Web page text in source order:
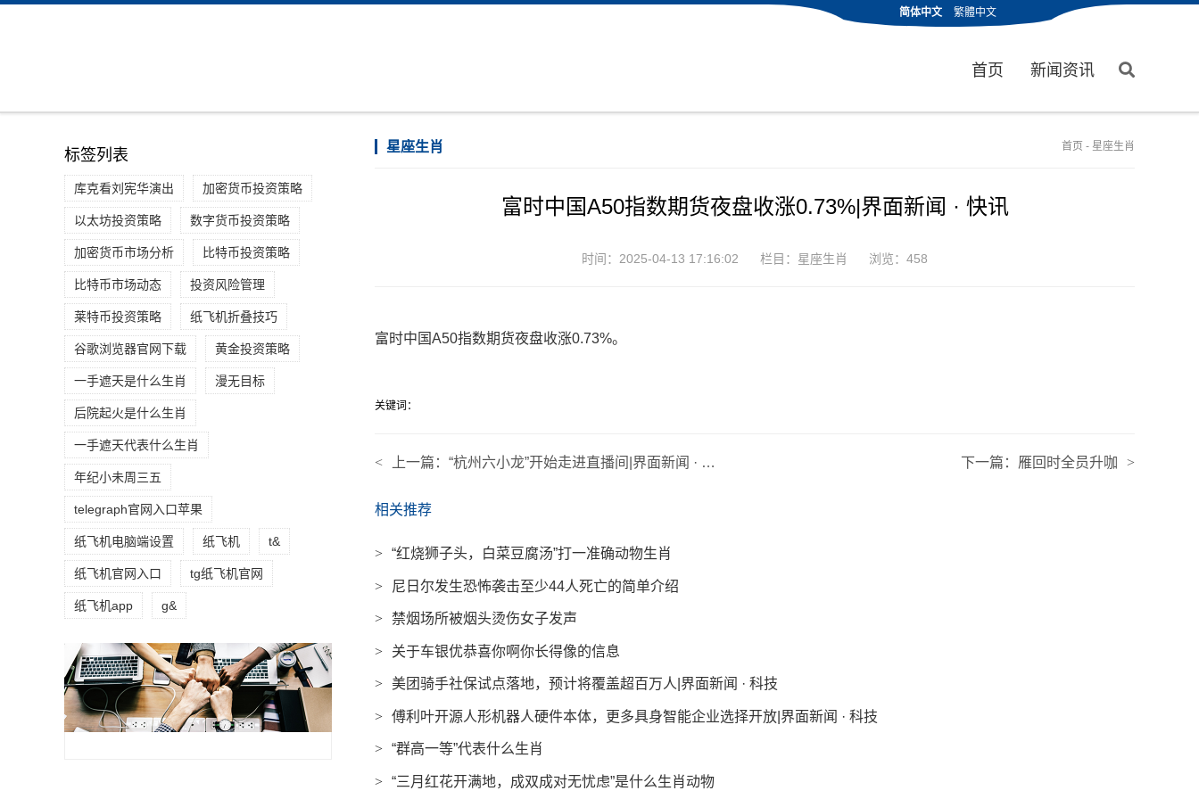
简体中文 繁體中文
首页 新闻资讯
标签列表
库克看刘宪华演出 加密货币投资策略
以太坊投资策略 数字货币投资策略
加密货币市场分析 比特币投资策略
比特币市场动态 投资风险管理
莱特币投资策略 纸飞机折叠技巧
谷歌浏览器官网下载 黄金投资策略
一手遮天是什么生肖 漫无目标
后院起火是什么生肖
一手遮天代表什么生肖
年纪小未周三五
telegraph官网入口苹果
纸飞机电脑端设置 纸飞机 t&
纸飞机官网入口 tg纸飞机官网
纸飞机app g&
星座生肖 首页 - 星座生肖
富时中国A50指数期货夜盘收涨0.73%|界面新闻 · 快讯
时间：2025-04-13 17:16:02 栏目： 星座生肖 浏览：458
富时中国A50指数期货夜盘收涨0.73%。
关键词：
< 上一篇： “杭州六小龙”开始走进直播间|界面新闻 · 科技 >
下一篇： 雁回时全员升咖
相关推荐
> “红烧狮子头，白菜豆腐汤”打一准确动物生肖
> 尼日尔发生恐怖袭击至少44人死亡的简单介绍
> 禁烟场所被烟头烫伤女子发声
> 关于车银优恭喜你啊你长得像的信息
> 美团骑手社保试点落地，预计将覆盖超百万人|界面新闻 · 科技
> 傅利叶开源人形机器人硬件本体，更多具身智能企业选择开放|界面新闻 · 科技
> “群高一等”代表什么生肖
> “三月红花开满地，成双成对无忧虑”是什么生肖动物